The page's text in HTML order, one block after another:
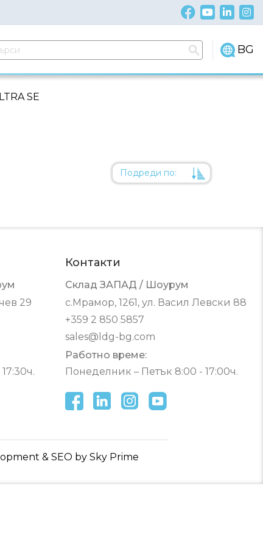
BG
SE
Подреди по:
Код на артикул
29
Контакти
Склад ЗАПАД / Шоурум
с.Мрамор, 1261, ул. Васил Левски 88
+359 2 850 5857
sales@ldg-bg.com
Работно време:
Понеделник – Петък 8:00 - 17:00ч.
& SEO by Sky Prime